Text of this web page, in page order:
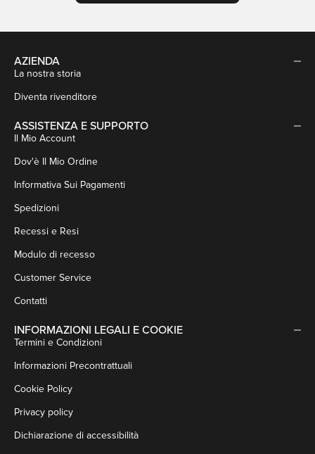
AZIENDA
La nostra storia
Diventa rivenditore
ASSISTENZA E SUPPORTO
Il Mio Account
Dov'è Il Mio Ordine
Informativa Sui Pagamenti
Spedizioni
Recessi e Resi
Modulo di recesso
Customer Service
Contatti
INFORMAZIONI LEGALI E COOKIE
Termini e Condizioni
Informazioni Precontrattuali
Cookie Policy
Privacy policy
Dichiarazione di accessibilità